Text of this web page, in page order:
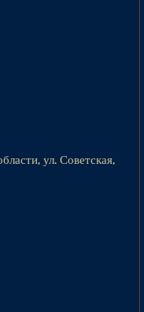
ул. Советская,